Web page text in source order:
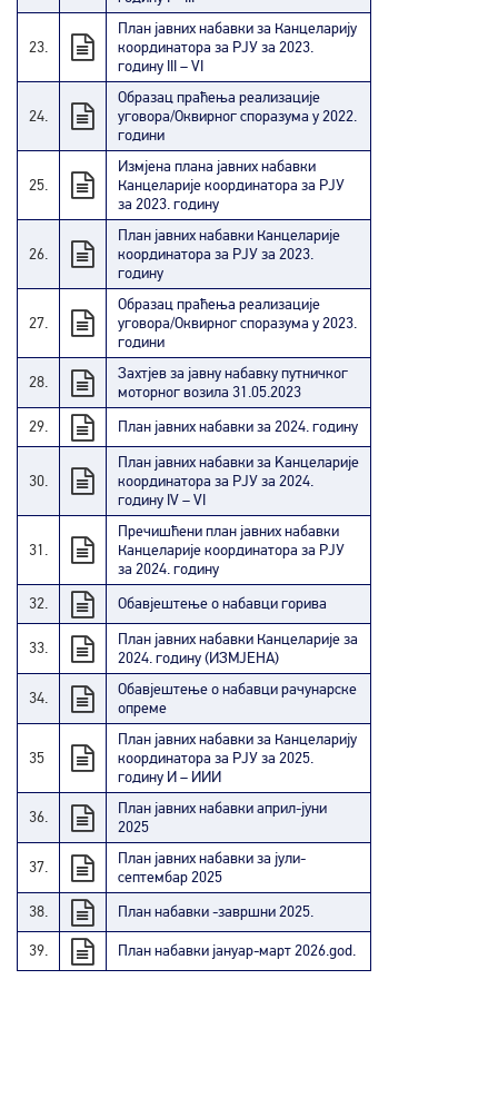
23.
План јавних набавки за Канцеларију
координатора за РЈУ за 2023.
годину III – VI
24.
Образац праћења реализације
уговора/Оквирног споразума у 2022.
години
25.
Измјена плана јавних набавки
Канцеларије координатора за РЈУ
за 2023. годину
26.
План јавних набавки Канцеларије
координатора за РЈУ за 2023.
годину
27.
Образац праћења реализације
уговора/Оквирног споразума у 2023.
години
28.
Захтјев за јавну набавку путничког
моторног возила 31.05.2023
29.
План јавних набавки за 2024. годину
30.
План јавних набавки за Kанцеларије
координатора за РЈУ за 2024.
годину IV – VI
31.
Пречишћени план јавних набавки
Канцеларије координатора за РЈУ
за 2024. годину
32.
Обавјештење о набавци горива
33.
План јавних набавки Канцеларије за
2024. годину (ИЗМЈЕНА)
34.
Обавјештење о набавци рачунарске
опреме
35
План јавних набавки за Канцеларију
координатора за РЈУ за 2025.
годину И – ИИИ
36.
План јавних набавки април-јуни
2025
37.
План јавних набавки за јули-
септембар 2025
38.
План набавки -завршни 2025.
39. План набавки јануар-март 2026.god.